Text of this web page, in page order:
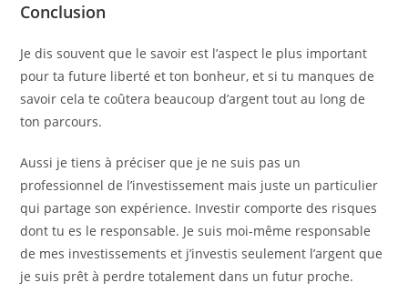
Conclusion
Je dis souvent que le savoir est l’aspect le plus important
pour ta future liberté et ton bonheur, et si tu manques de
savoir cela te coûtera beaucoup d’argent tout au long de
ton parcours.
Aussi je tiens à préciser que je ne suis pas un
professionnel de l’investissement mais juste un particulier
qui partage son expérience. Investir comporte des risques
dont tu es le responsable. Je suis moi-même responsable
de mes investissements et j’investis seulement l’argent que
je suis prêt à perdre totalement dans un futur proche.